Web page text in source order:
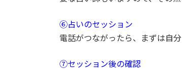
⑥占いのセッション
電話がつながったら、まずは自
⑦セッション後の確認